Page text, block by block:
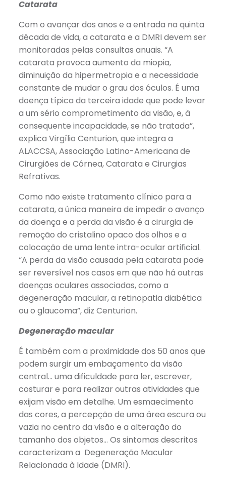
Catarata
Com o avançar dos anos e a entrada na quinta
década de vida, a catarata e a DMRI devem ser
monitoradas pelas consultas anuais. “A
catarata provoca aumento da miopia,
diminuição da hipermetropia e a necessidade
constante de mudar o grau dos óculos. É uma
doença típica da terceira idade que pode levar
a um sério comprometimento da visão, e, à
consequente incapacidade, se não tratada”,
explica Virgílio Centurion, que integra a
ALACCSA, Associação Latino-Americana de
Cirurgiões de Córnea, Catarata e Cirurgias
Refrativas.
Como não existe tratamento clínico para a
catarata, a única maneira de impedir o avanço
da doença e a perda da visão é a cirurgia de
remoção do cristalino opaco dos olhos e a
colocação de uma lente intra-ocular artificial.
“A perda da visão causada pela catarata pode
ser reversível nos casos em que não há outras
doenças oculares associadas, como a
degeneração macular, a retinopatia diabética
ou o glaucoma”, diz Centurion.
Degeneração macular
É também com a proximidade dos 50 anos que
podem surgir um embaçamento da visão
central… uma dificuldade para ler, escrever,
costurar e para realizar outras atividades que
exijam visão em detalhe. Um esmaecimento
das cores, a percepção de uma área escura ou
vazia no centro da visão e a alteração do
tamanho dos objetos… Os sintomas descritos
caracterizam a Degeneração Macular
Relacionada à Idade (DMRI).